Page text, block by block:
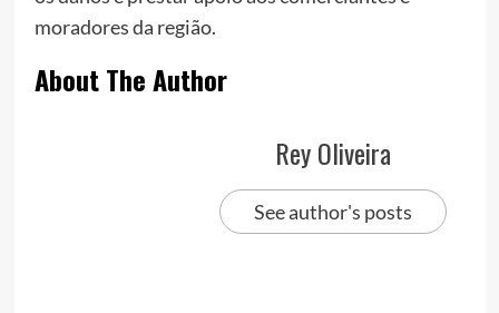
moradores da região.
About The Author
Rey Oliveira
See author's posts